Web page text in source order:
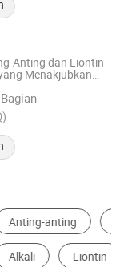
Anting dan Liontin
Menakjubkan
2025
Mutiara